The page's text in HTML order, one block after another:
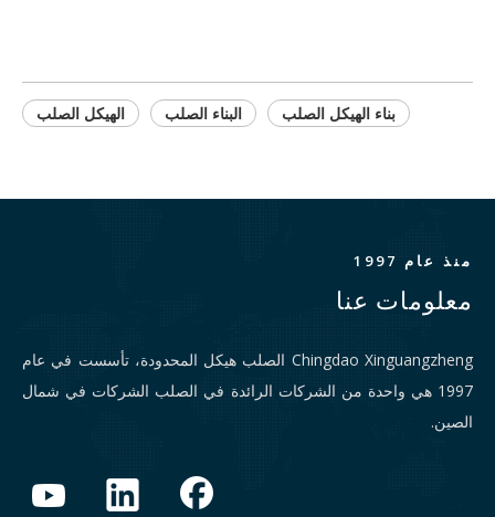
الهيكل الصلب البناء الصلب بناء الهيكل الصلب
منذ عام 1997
معلومات عنا
Chingdao Xinguangzheng الصلب هيكل المحدودة، تأسست في عام
1997 هي واحدة من الشركات الرائدة في الصلب الشركات في شمال
الصين.